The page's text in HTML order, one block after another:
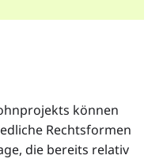
können
Rechtsformen
die bereits relativ